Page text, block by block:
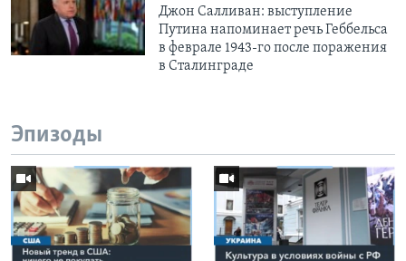
Джон Салливан: выступление
Путина напоминает речь Геббельса
в феврале 1943-го после поражения
в Сталинграде
Эпизоды